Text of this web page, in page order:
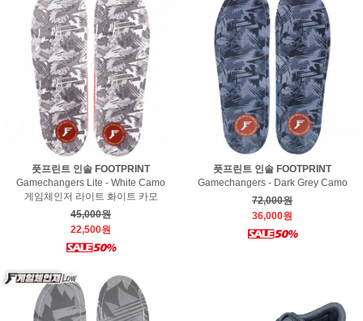
풋프린트 인솔 FOOTPRINT
Gamechangers Lite - White Camo
게임체인저 라이트 화이트 카모
45,000원
22,500원
풋프린트 인솔 FOOTPRINT
Gamechangers - Dark Grey Camo
72,000원
36,000원